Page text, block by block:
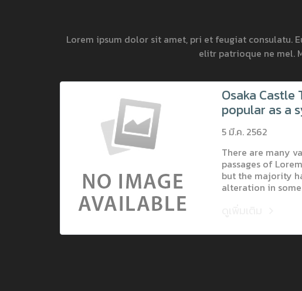
Lorem ipsum dolor sit amet, pri et feugiat consulatu.
elitr patrioque ne mel.
Osaka Castle
popular as a
Osaka.
inside the
introduces a
cultural assets.
5 มี.ค. 2562
There are many
passages of
but the majority
alteration in
to use a passage